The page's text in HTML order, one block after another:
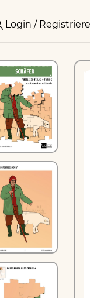
Login /